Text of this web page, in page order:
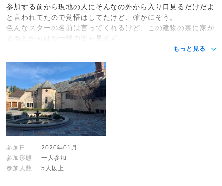
参加する前から現地の人にそんなの外から入り口見るだけだよ
と言われてたので覚悟はしてたけど、確かにそう。
色んなスターの名前は言ってくれるけど、この建物の裏に家が
あるとかもはや一部の姿も見えず。
もっと見る
参加日
2020年01月
参加形態
一人参加
参加人数
5人以上